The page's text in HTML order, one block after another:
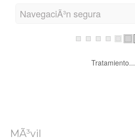
NavegaciÃ³n segura
Tratamiento...
MÃ³vil